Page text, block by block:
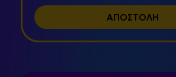
ΑΠΟΣΤΟΛΗ